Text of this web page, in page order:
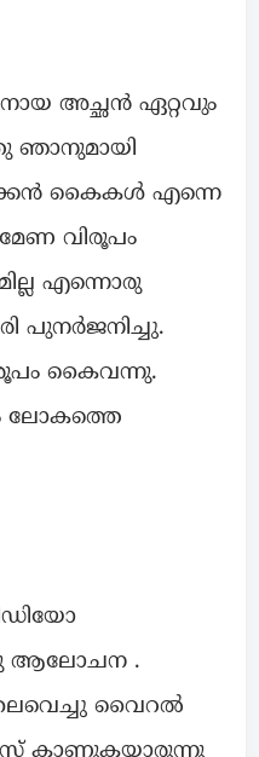
അച്ഛൻ ഏറ്റവും
ഞാനുമായി
കൈകൾ എന്നെ
വിരൂപം
എന്നൊരു
പുനർജനിച്ചു.
കൈവന്നു.
ലോകത്തെ
ആലോചന .
തലവെച്ചു വൈറൽ